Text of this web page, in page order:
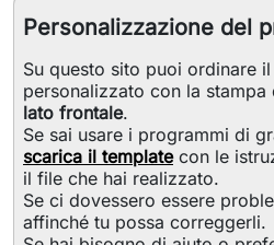
Personalizzazione del
Su questo sito puoi ordinare
personalizzato con la stampa
lato frontale.
Se sai usare i programmi di
scarica il templatecon le
il file che hai realizzato.
Se ci dovessero essere
affinché tu possa correggerli.